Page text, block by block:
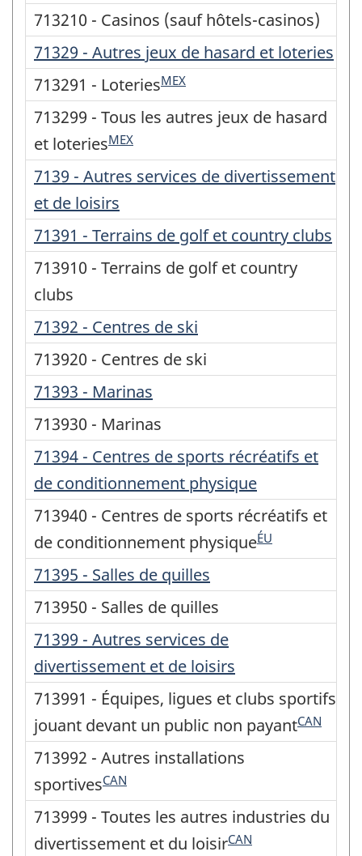
713210 - Casinos (sauf hôtels-casinos)
71329 - Autres jeux de hasard et loteries
713291 - LoteriesMEX
713299 - Tous les autres jeux de hasard
et loteriesMEX
7139 - Autres services de divertissement
et de loisirs
71391 - Terrains de golf et country clubs
713910 - Terrains de golf et country
clubs
71392 - Centres de ski
713920 - Centres de ski
71393 - Marinas
713930 - Marinas
71394 - Centres de sports récréatifs et
de conditionnement physique
713940 - Centres de sports récréatifs et
de conditionnement physiqueÉU
71395 - Salles de quilles
713950 - Salles de quilles
71399 - Autres services de
divertissement et de loisirs
713991 - Équipes, ligues et clubs sportifs
jouant devant un public non payantCAN
713992 - Autres installations
sportivesCAN
713999 - Toutes les autres industries du
divertissement et du loisirCAN